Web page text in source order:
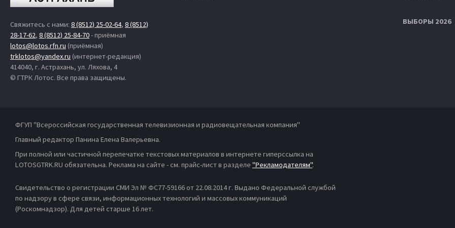
Свяжитесь с нами: 8 (8512) 25-02-64, 8 (8512)
28-17-62, 8 (8512) 25-84-70- приёмная
lotos@lotos.rfn.ru (приёмная)
trklotos@yandex.ru (интернет-редакция)
414040, г. Астрахань, ул. Ляхова, 4
© ГТРК Лотос. Все права защищены.
ВЫБОРЫ 2026
ФГУП "Всероссийская государственная телевизионная и радиовещательная компания"
Главный редактор Панина Елена Валерьевна.
При полной или частичной перепечатке текстовых материалов в интернете гиперссылка на
LOTOSGTRK.RU обязательна. Реклама на сайте - см. прайс-лист в разделе "Рекламодателям".
Свидетельство о регистрации СМИ Эл № ФС77-59166 от 22.08.2014 г. Выдано Федеральной службой
по надзору в сфере связи, информационных технологий и массовых коммуникаций
(Роскомнадзор). Для детей старше 16 лет.